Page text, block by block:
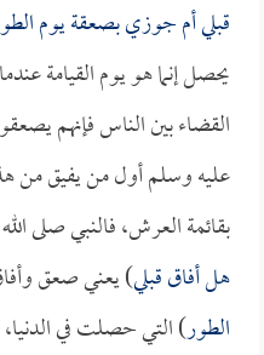
قبلي أم جوزي بصعقة يوم
يحصل إنما هو يوم القيامة
القضاء بين الناس فإنهم
عليه وسلم أول من يفيق من
بقائمة العرش، فالنبي صلى
هل أفاق قبلي) يعني صعق
الطور) التي حصلت في الدنيا،